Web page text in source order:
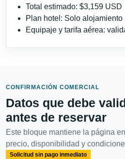
Total estimado: $3,159 USD
Plan hotel: Solo alojamiento
Equipaje y tarifa aérea:
CONFIRMACIÓN COMERCIAL
Datos que debe
antes de reservar
Este bloque mantiene la página
precio, disponibilidad y
Solicitud sin pago inmediato